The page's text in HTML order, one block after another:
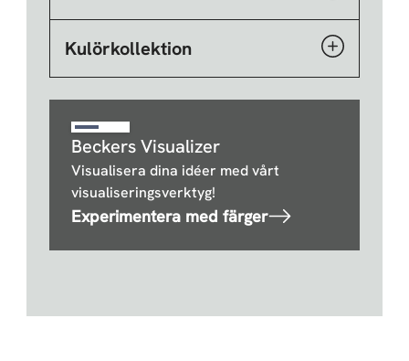
Kulörkollektion
Beckers Visualizer
Visualisera dina idéer med vårt
visualiseringsverktyg!
Experimentera med färger